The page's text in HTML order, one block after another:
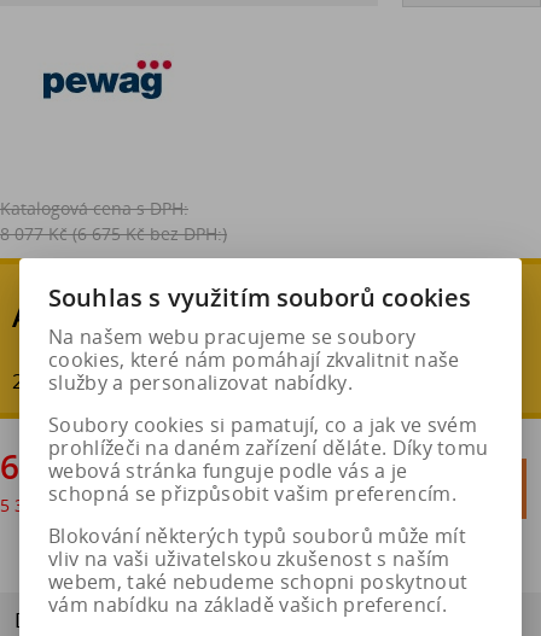
Katalogová cena s DPH:
8 077 Kč (6 675 Kč bez DPH:)
AKČNÍ SLEVA
20 % - ušetříte : 1 616 Kč
6 461 Kč
5 340 Kčbez DPH


Do košíku
Dotaz na výrobek
Souhlas s využitím souborů cookies
Na našem webu pracujeme se soubory
cookies, které nám pomáhají zkvalitnit naše
služby a personalizovat nabídky.
Soubory cookies si pamatují, co a jak ve svém
prohlížeči na daném zařízení děláte. Díky tomu
webová stránka funguje podle vás a je
schopná se přizpůsobit vašim preferencím.
Blokování některých typů souborů může mít
vliv na vaši uživatelskou zkušenost s naším
webem, také nebudeme schopni poskytnout
vám nabídku na základě vašich preferencí.